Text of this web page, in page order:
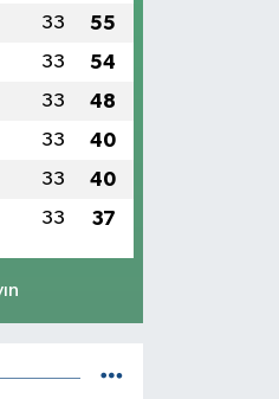
Dolu
33 55
33 54
33 48
33 40
33 40
33 37